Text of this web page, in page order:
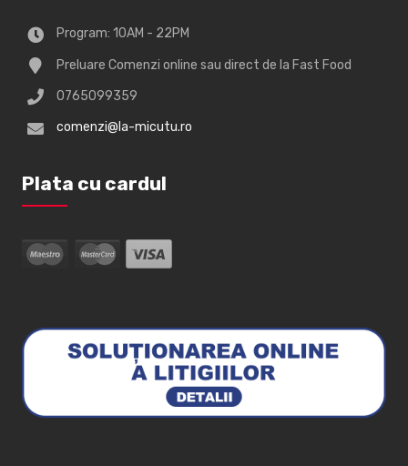
Program: 10AM - 22PM
Preluare Comenzi online sau direct de la Fast Food
0765099359
comenzi@la-micutu.ro
Plata cu cardul